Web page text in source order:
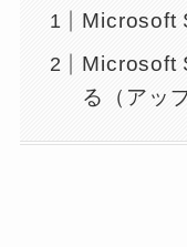
Microsoft
Microsoft
る（アッ